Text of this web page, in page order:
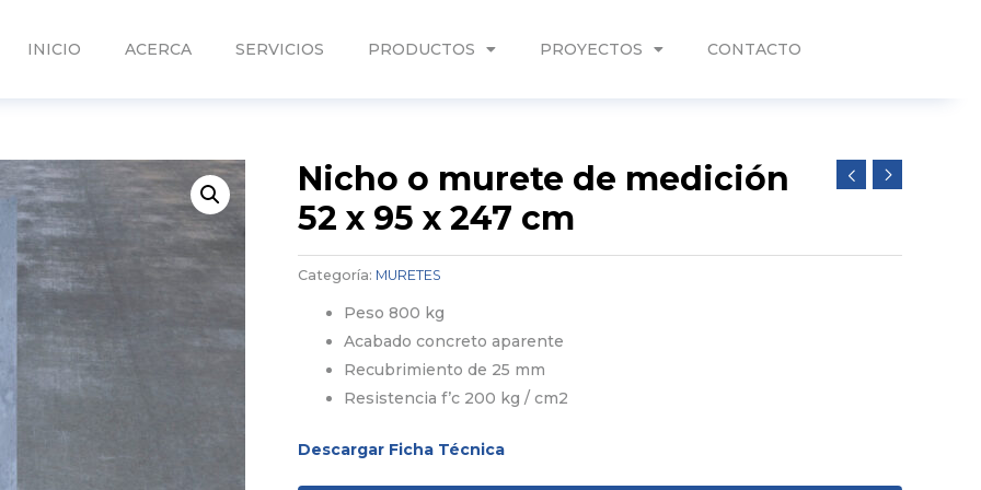
INICIO ACERCA SERVICIOS PRODUCTOS PROYECTOS CONTACTO
Nicho o murete de medición
52 x 95 x 247 cm
Categoría: MURETES
Peso 800 kg
Acabado concreto aparente
Recubrimiento de 25 mm
Resistencia f’c 200 kg / cm2
Descargar Ficha Técnica